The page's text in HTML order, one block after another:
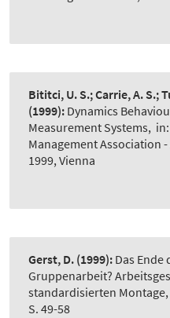
Bititci, U. S.; Carrie, A. S.;
(1999): Dynamics
Measurement Systems,
Management Association
1999, Vienna
Gerst, D. (1999): Das
Gruppenarbeit?
standardisierten Montage,
S. 49-58